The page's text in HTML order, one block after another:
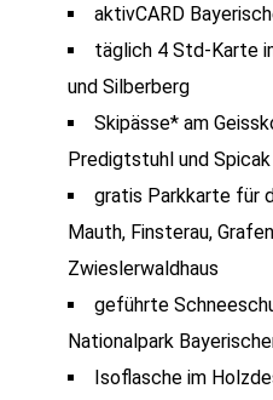
aktivCARD
täglich 4 Std-Karte
und Silberberg
Skipässe* am
Predigtstuhl und Spicak
gratis Parkkarte für
Mauth, Finsterau,
Zwieslerwaldhaus
geführte
Nationalpark
Isoflasche im